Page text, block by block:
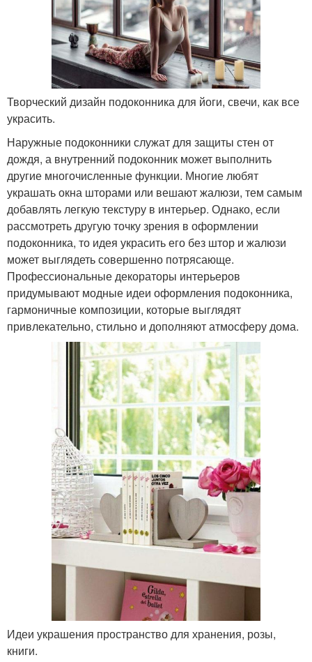
Творческий дизайн подоконника для йоги, свечи, как все
украсить.
Наружные подоконники служат для защиты стен от
дождя, а внутренний подоконник может выполнить
другие многочисленные функции. Многие любят
украшать окна шторами или вешают жалюзи, тем самым
добавлять легкую текстуру в интерьер. Однако, если
рассмотреть другую точку зрения в оформлении
подоконника, то идея украсить его без штор и жалюзи
может выглядеть совершенно потрясающе.
Профессиональные декораторы интерьеров
придумывают модные идеи оформления подоконника,
гармоничные композиции, которые выглядят
привлекательно, стильно и дополняют атмосферу дома.
Идеи украшения пространство для хранения, розы,
книги.